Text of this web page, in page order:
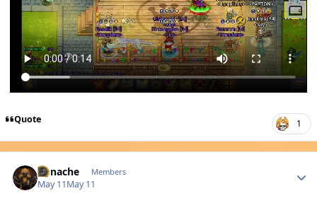
Quote 1
Yunache Members
May 11May 11